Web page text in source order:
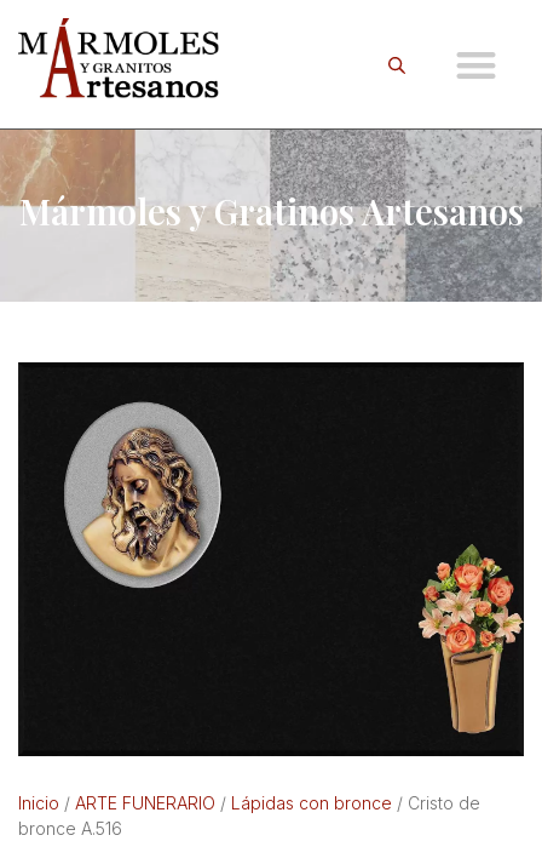
Mármoles y Gratinos Artesanos
Inicio / ARTE FUNERARIO / Lápidas con bronce / Cristo de
bronce A.516